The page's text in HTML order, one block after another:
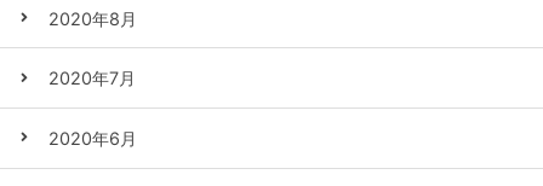
2020年8月
2020年7月
2020年6月